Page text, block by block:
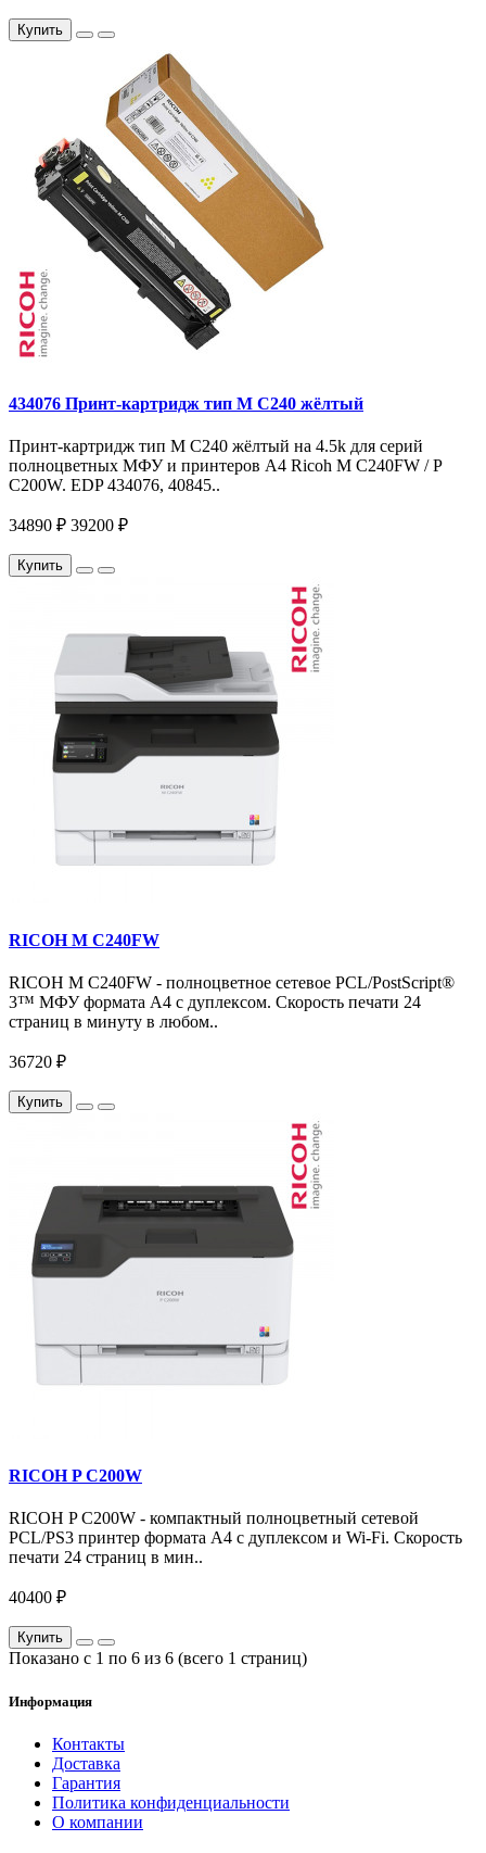
Купить
434076 Принт-картридж тип M C240 жёлтый
Принт-картридж тип M C240 жёлтый на 4.5k для серий
полноцветных МФУ и принтеров A4 Ricoh M C240FW / P
C200W. EDP 434076, 40845..
34890 ₽ 39200 ₽
Купить
RICOH M C240FW
RICOH M C240FW - полноцветное сетевое PCL/PostScript®
3™ МФУ формата А4 с дуплексом. Скорость печати 24
страниц в минуту в любом..
36720 ₽
Купить
RICOH P C200W
RICOH P C200W - компактный полноцветный сетевой
PCL/PS3 принтер формата А4 с дуплексом и Wi-Fi. Скорость
печати 24 страниц в мин..
40400 ₽
Купить
Показано с 1 по 6 из 6 (всего 1 страниц)
Информация
Контакты
Доставка
Гарантия
Политика конфиденциальности
О компании